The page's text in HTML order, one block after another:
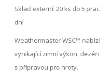
Sklad externí: 20 ks do 5 prac.
dní
Weathermaster WSC™ nabízí
vynikající zimní výkon, dezén
s přípravou pro hroty.